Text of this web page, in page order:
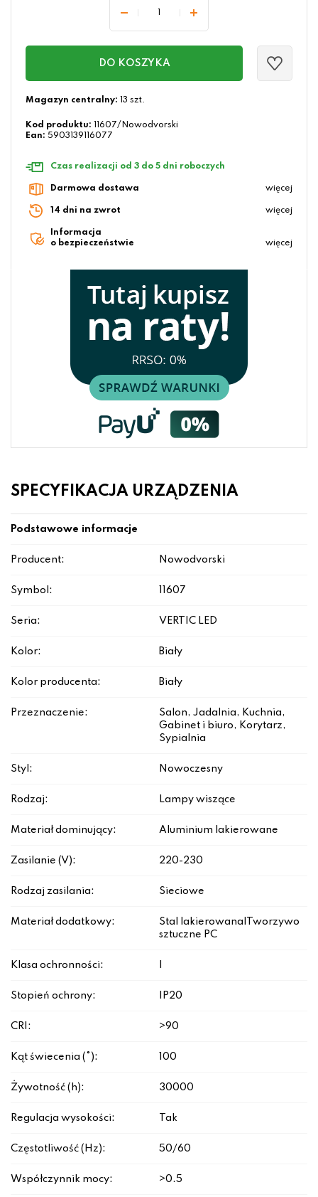
DO KOSZYKA
Magazyn centralny: 13 szt.
Kod produktu:
11607/Nowodvorski
Ean: 5903139116077
Czas realizacji od 3 do 5 dni roboczych
Darmowa dostawa więcej
14 dni na zwrot więcej
Informacja
o bezpieczeństwie
więcej
SPECYFIKACJA URZĄDZENIA
Podstawowe informacje
Producent: Nowodvorski
Symbol: 11607
Seria: VERTIC LED
Kolor: Biały
Kolor producenta: Biały
Przeznaczenie:
Salon, Jadalnia, Kuchnia,
Gabinet i biuro, Korytarz,
Sypialnia
Styl: Nowoczesny
Rodzaj: Lampy wiszące
Materiał dominujący: Aluminium lakierowane
Zasilanie (V): 220-230
Rodzaj zasilania: Sieciowe
Materiał dodatkowy:
Stal lakierowana|Tworzywo
sztuczne PC
Klasa ochronności:
Stopień ochrony: IP20
CRI: >90
Kąt świecenia (°): 100
Żywotność (h): 30000
Regulacja wysokości: Tak
Częstotliwość (Hz): 50/60
Współczynnik mocy: >0.5